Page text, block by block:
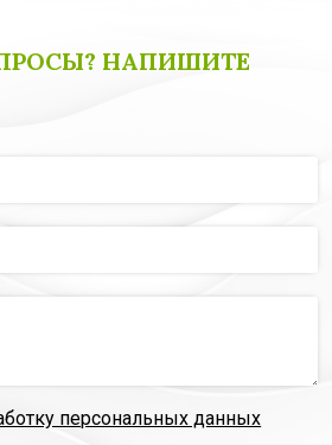
НАПИШИТЕ
персональных данных